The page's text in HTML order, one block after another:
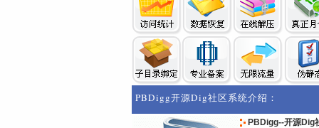
PBDigg开源Dig社区系统介绍：
PBDigg--开源Dig